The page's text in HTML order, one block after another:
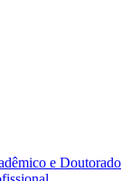
e Doutorado